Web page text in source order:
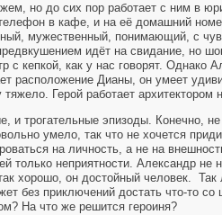
но до сих пор работает с ним в
в кафе, и на её домашний
мужественный, понимающий, с
идёт на свидание, но
с кепкой, как у нас говорят. Однако
расположение Дианы, он умеет
Герой работает архитектором
и трогательные эпизоды. Конечно,
умело, так что не хочется
на личность, а не на
только неприятности. Александр не
хорошо, он достойный человек.
без приключений достать что-то
На что же решится героиня?